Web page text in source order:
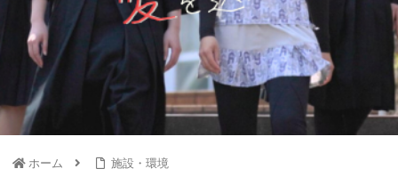
ホーム 施設・環境